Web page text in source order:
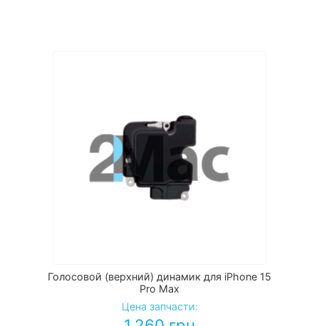
Голосовой (верхний) динамик для iPhone 15
Pro Max
Цена запчасти: